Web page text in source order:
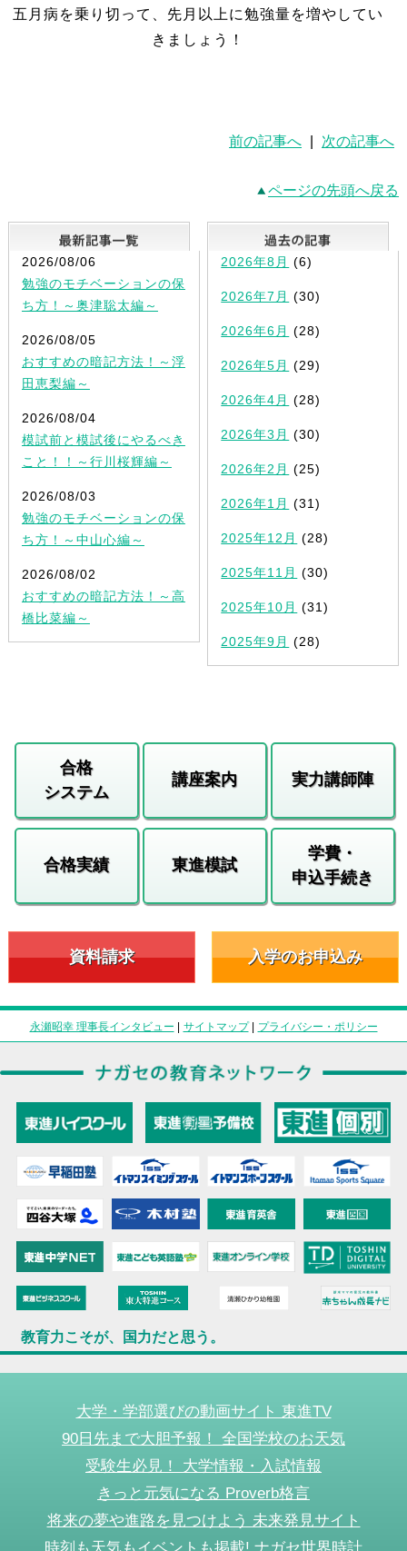
五月病を乗り切って、先月以上に勉強量を増やしてい
きましょう！
前の記事へ 次の記事へ
ページの先頭へ戻る
最新記事一覧
2026/08/06
勉強のモチベーションの保
ち方！～奥津聡太編～
2026/08/05
おすすめの暗記方法！～浮
田恵梨編～
2026/08/04
模試前と模試後にやるべき
こと！！～行川桜輝編～
2026/08/03
勉強のモチベーションの保
ち方！～中山心編～
2026/08/02
おすすめの暗記方法！～高
橋比菜編～
2026年8月 (6)
2026年7月 (30)
2026年6月 (28)
2026年5月 (29)
2026年4月 (28)
2026年3月 (30)
2026年2月 (25)
2026年1月 (31)
2025年12月 (28)
2025年11月 (30)
2025年10月 (31)
2025年9月 (28)
合格
システム
講座案内 実力講師陣
合格実績 東進模試
学費・
申込手続き
資料請求 入学のお申込み
永瀬昭幸 理事長インタビュー | サイトマップ| プライバシー・ポリシー
教育力こそが、国力だと思う。
大学・学部選びの動画サイト 東進TV
90日先まで大胆予報！ 全国学校のお天気
受験生必見！ 大学情報・入試情報
きっと元気になる Proverb格言
将来の夢や進路を見つけよう 未来発見サイト